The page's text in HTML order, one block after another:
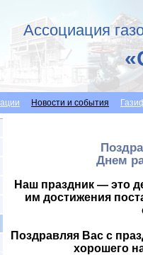
Ассоциация
Новости и события
Днем
Наш праздник — это
им достижения
Поздравляя Вас с
хорошего